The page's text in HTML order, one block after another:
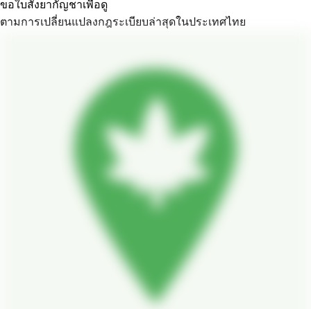
ขอใบสั่งยากัญชาเพื่อดู
ตามการเปลี่ยนแปลงกฎระเบียบล่าสุดในประเทศไทย